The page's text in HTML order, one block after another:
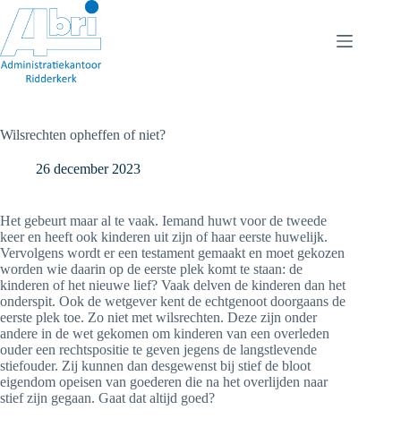
naar
de
inhoud
Wilsrechten opheffen of niet?
26 december 2023
Het gebeurt maar al te vaak. Iemand huwt voor de tweede
keer en heeft ook kinderen uit zijn of haar eerste huwelijk.
Vervolgens wordt er een testament gemaakt en moet gekozen
worden wie daarin op de eerste plek komt te staan: de
kinderen of het nieuwe lief? Vaak delven de kinderen dan het
onderspit. Ook de wetgever kent de echtgenoot doorgaans de
eerste plek toe. Zo niet met wilsrechten. Deze zijn onder
andere in de wet gekomen om kinderen van een overleden
ouder een rechtspositie te geven jegens de langstlevende
stiefouder. Zij kunnen dan desgewenst bij stief de bloot
eigendom opeisen van goederen die na het overlijden naar
stief zijn gegaan. Gaat dat altijd goed?